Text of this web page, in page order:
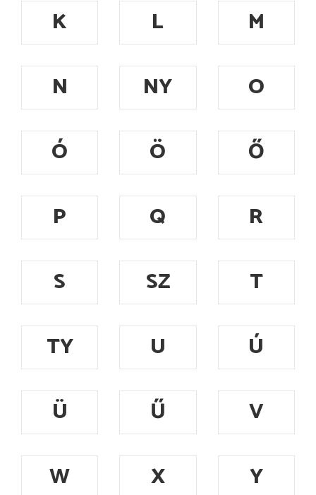
K L
M
N
NY
O
Ó
Ö
Ő
P
Q
R
S
SZ
T
TY
U
Ú
Ü
Ű
V
W
X
Y